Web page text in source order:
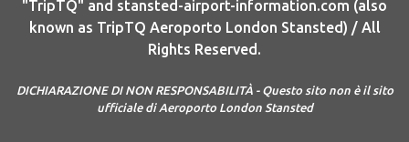
"TripTQ" and stansted-airport-information.com (also
known as TripTQ Aeroporto London Stansted) / All
Rights Reserved.
DICHIARAZIONE DI NON RESPONSABILITÀ - Questo sito non è il sito
ufficiale di Aeroporto London Stansted